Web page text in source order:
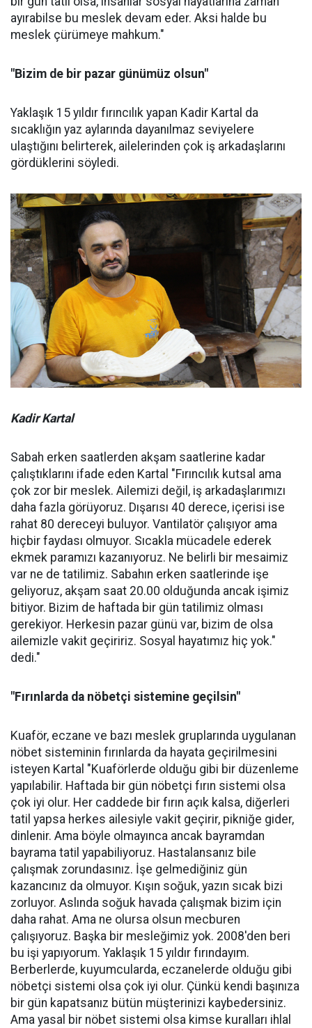
ayırabilse bu meslek devam eder. Aksi halde bu
meslek çürümeye mahkum."
"Bizim de bir pazar günümüz olsun"
Yaklaşık 15 yıldır fırıncılık yapan Kadir Kartal da
sıcaklığın yaz aylarında dayanılmaz seviyelere
ulaştığını belirterek, ailelerinden çok iş arkadaşlarını
gördüklerini söyledi.
Kadir Kartal
Sabah erken saatlerden akşam saatlerine kadar
çalıştıklarını ifade eden Kartal "Fırıncılık kutsal ama
çok zor bir meslek. Ailemizi değil, iş arkadaşlarımızı
daha fazla görüyoruz. Dışarısı 40 derece, içerisi ise
rahat 80 dereceyi buluyor. Vantilatör çalışıyor ama
hiçbir faydası olmuyor. Sıcakla mücadele ederek
ekmek paramızı kazanıyoruz. Ne belirli bir mesaimiz
var ne de tatilimiz. Sabahın erken saatlerinde işe
geliyoruz, akşam saat 20.00 olduğunda ancak işimiz
bitiyor. Bizim de haftada bir gün tatilimiz olması
gerekiyor. Herkesin pazar günü var, bizim de olsa
ailemizle vakit geçiririz. Sosyal hayatımız hiç yok."
dedi."
"Fırınlarda da nöbetçi sistemine geçilsin"
Kuaför, eczane ve bazı meslek gruplarında uygulanan
nöbet sisteminin fırınlarda da hayata geçirilmesini
isteyen Kartal "Kuaförlerde olduğu gibi bir düzenleme
yapılabilir. Haftada bir gün nöbetçi fırın sistemi olsa
çok iyi olur. Her caddede bir fırın açık kalsa, diğerleri
tatil yapsa herkes ailesiyle vakit geçirir, pikniğe gider,
dinlenir. Ama böyle olmayınca ancak bayramdan
bayrama tatil yapabiliyoruz. Hastalansanız bile
çalışmak zorundasınız. İşe gelmediğiniz gün
kazancınız da olmuyor. Kışın soğuk, yazın sıcak bizi
zorluyor. Aslında soğuk havada çalışmak bizim için
daha rahat. Ama ne olursa olsun mecburen
çalışıyoruz. Başka bir mesleğimiz yok. 2008'den beri
bu işi yapıyorum. Yaklaşık 15 yıldır fırındayım.
Berberlerde, kuyumcularda, eczanelerde olduğu gibi
nöbetçi sistemi olsa çok iyi olur. Çünkü kendi başınıza
bir gün kapatsanız bütün müşterinizi kaybedersiniz.
Ama yasal bir nöbet sistemi olsa kimse kuralları ihlal